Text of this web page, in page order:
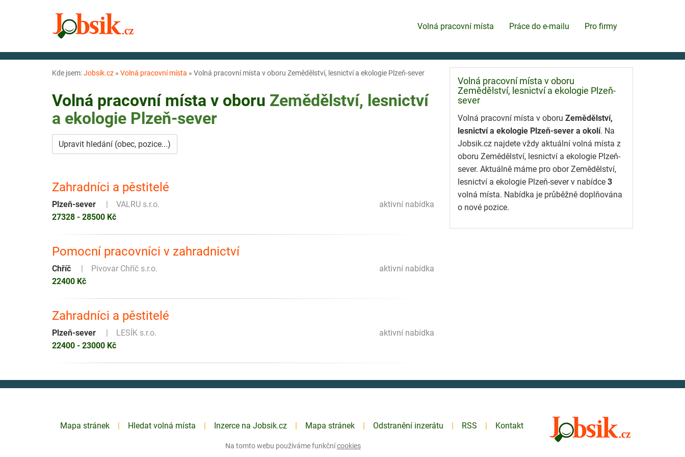
Volná pracovní místa Práce do e-mailu Pro firmy
Kde jsem:Jobsik.cz » Volná pracovní místa » Volná pracovní místa v oboru Zemědělství, lesnictví a ekologie Plzeň-sever
Volná pracovní místa v oboru Zemědělství, lesnictví
a ekologie Plzeň-sever
Upravit hledání (obec, pozice...)
Zahradníci a pěstitelé
aktivní nabídka
Plzeň-sever
VALRU s.r.o.
27328 - 28500 Kč
Pomocní pracovníci v zahradnictví
aktivní nabídka
Chříč
Pivovar Chříč s.r.o.
22400 Kč
Zahradníci a pěstitelé
aktivní nabídka
Plzeň-sever
LESÍK s.r.o.
22400 - 23000 Kč
Volná pracovní místa v oboru
Zemědělství, lesnictví a ekologie Plzeň-
sever
Volná pracovní místa v oboru Zemědělství,
lesnictví a ekologie Plzeň-sever a okolí. Na
Jobsik.cz najdete vždy aktuální volná místa z
oboru Zemědělství, lesnictví a ekologie Plzeň-
sever. Aktuálně máme pro obor Zemědělství,
lesnictví a ekologie Plzeň-sever v nabídce 3
volná místa. Nabídka je průběžně doplňována
o nové pozice.
Mapa stránek Hledat volná místa Inzerce na Jobsik.cz Mapa stránek Odstranění inzerátu RSS Kontakt
Na tomto webu používáme funkčnícookies